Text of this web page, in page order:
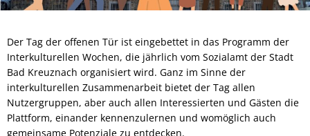
Der Tag der offenen Tür ist eingebettet in das Programm der
Interkulturellen Wochen, die jährlich vom Sozialamt der Stadt
Bad Kreuznach organisiert wird. Ganz im Sinne der
interkulturellen Zusammenarbeit bietet der Tag allen
Nutzergruppen, aber auch allen Interessierten und Gästen die
Plattform, einander kennenzulernen und womöglich auch
gemeinsame Potenziale zu entdecken.